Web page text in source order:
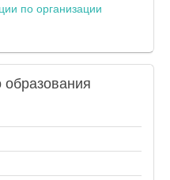
по организации